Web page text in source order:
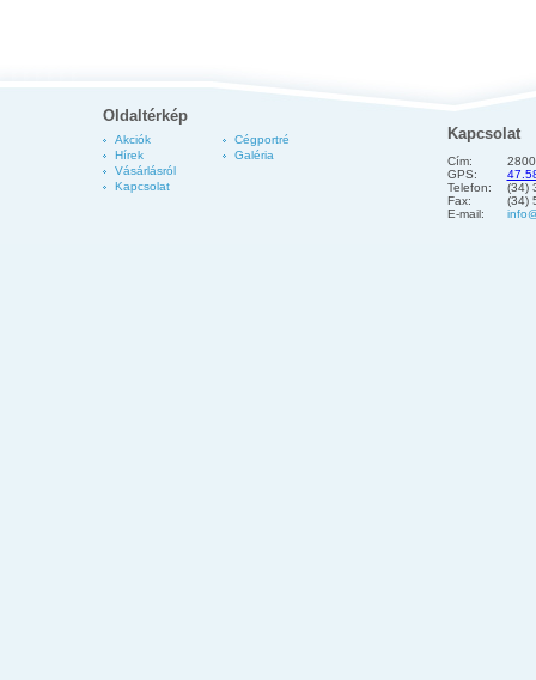
Oldaltérkép
Akciók
Hírek
Vásárlásról
Kapcsolat
Cégportré
Galéria
Kapcsolat
Cím:
GPS:
Telefon:
(34)
Fax:
(34)
E-mail: